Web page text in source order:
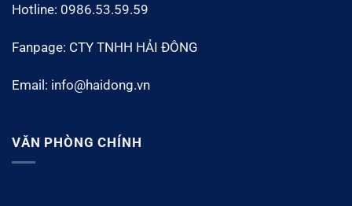
Hotline: 0986.53.59.59
Fanpage: CTY TNHH HẢI ĐÔNG
Email: info@haidong.vn
VĂN PHÒNG CHÍNH